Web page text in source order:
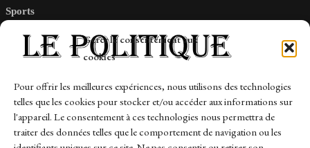
Gérer le consentement aux
cookies
Pour offrir les meilleures expériences, nous utilisons des technologies
telles que les cookies pour stocker et/ou accéder aux informations sur
l'appareil. Le consentement à ces technologies nous permettra de
traiter des données telles que le comportement de navigation ou les
Sports
Links
Contact